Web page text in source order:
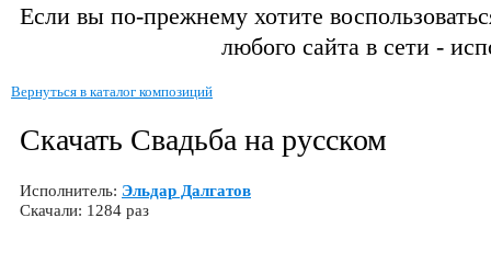
Если вы по-прежнему хотите
любого сайта в сети -
Вернуться в каталог композиций
Скачать Свадьба на русском
Исполнитель: Эльдар Далгатов
Скачали: 1284 раз